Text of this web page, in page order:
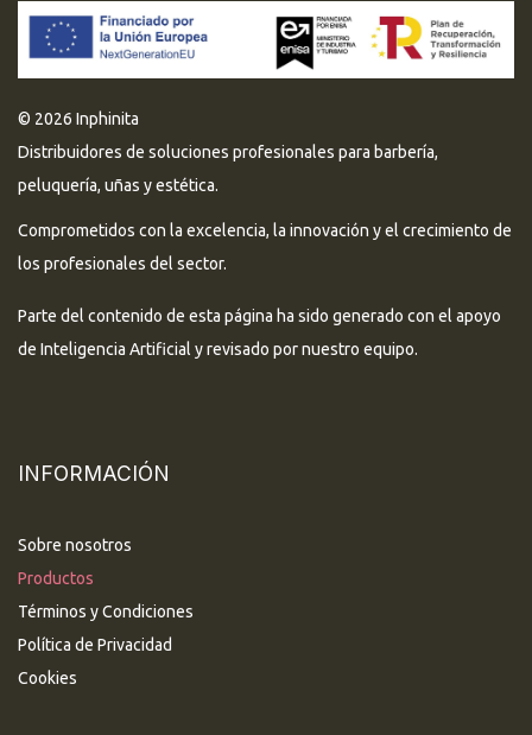
© 2026 Inphinita
Distribuidores de soluciones profesionales para barbería,
peluquería, uñas y estética.
Comprometidos con la excelencia, la innovación y el crecimiento de
los profesionales del sector.
Parte del contenido de esta página ha sido generado con el apoyo
de Inteligencia Artificial y revisado por nuestro equipo.
INFORMACIÓN
Sobre nosotros
Productos
Términos y Condiciones
Política de Privacidad
Cookies